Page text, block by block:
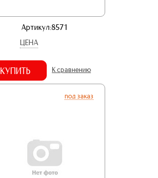
Артикул:8571
ЦЕНА
КУПИТЬ К сравнению
под заказ